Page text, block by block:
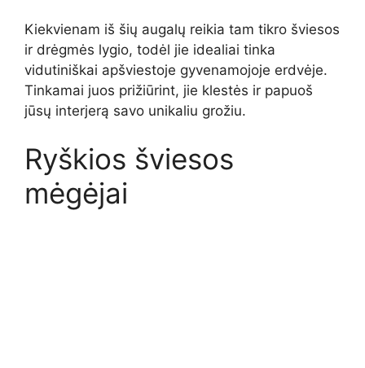
Kiekvienam iš šių augalų reikia tam tikro šviesos
ir drėgmės lygio, todėl jie idealiai tinka
vidutiniškai apšviestoje gyvenamojoje erdvėje.
Tinkamai juos prižiūrint, jie klestės ir papuoš
jūsų interjerą savo unikaliu grožiu.
Ryškios šviesos
mėgėjai